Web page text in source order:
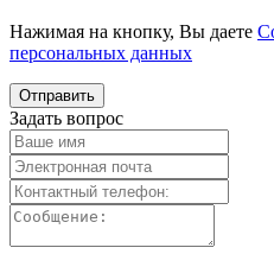
Нажимая на кнопку, Вы даете
персональных данных
Задать вопрос